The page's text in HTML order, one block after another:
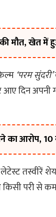
मौत, खेत में
‘परम सुंदरी’
आए दिन
का आरोप,
तस्वीरें
परी से